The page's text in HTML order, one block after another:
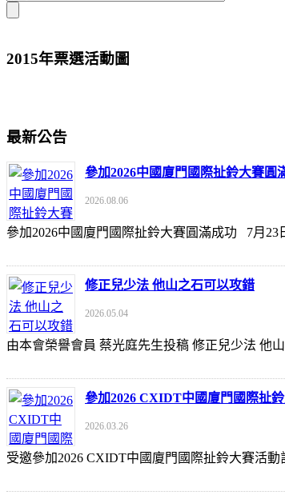
2015年票選活動圖
最新公告
參加2026中國廈門國際扯鈴大賽圓
2026.08.06
參加2026中國廈門國際扯鈴大賽圓滿成功 7月
修正兒少法 他山之石可以攻錯
2026.05.04
由本會榮譽會員 蔡光庭先生投稿 修正兒少法 他山
參加2026 CXIDT中國廈門國際扯
2026.03.26
受邀參加2026 CXIDT中國廈門國際扯鈴大賽活